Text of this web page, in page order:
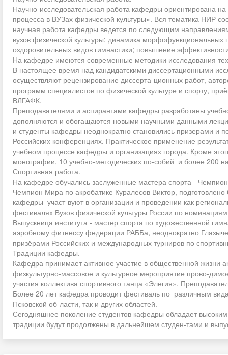
Научно-исследовательская работа кафедры ориентирована
процесса в ВУЗах физической культуры». Вся тематика НИР
научная работа кафедры ведется по следующим
вузов физической культуры; динамика морфофункциональных
оздоровительных видов гимнастики; повышение
На кафедре имеются современные методики исследования
В настоящее время над кандидатскими диссертационными
осуществляют рецензирование диссерта-ционных работ,
программ специалистов по физической культуре и спорту,
ВЛГАФК.
Преподавателями и аспирантами кафедры разработаны
дополняются и обогащаются новыми научными данными
и студенты кафедры неоднократно становились призерами и
Российских конференциях. Практическое применение
учебном процессе кафедры и организациях города. Кроме
монографии, 10 учебно-методических по-собий и более 200
Спортивная работа.
На кафедре обучались заслуженные мастера спорта -
Чемпион Мира по акробатике Куралесов Виктор,
кафедры участ-вуют в организации и проведении как
фестивалях Вузов физической культуры России по
Выпускница института - мастер спорта по художественной
аэробному фитнессу федерации РАББа, неоднократно
призёрами Российских и международных турниров по
Традиции кафедры.
Кафедра принимает активное участие в общественной жизни
физкультурно-массовое и культурное мероприятие прово-
участия коллектива спортивного танца «Элегия».
Более 20 лет кафедра проводит фестиваль по различным
Псковской об-ласти, так и других областей.
Сегодняшнее поколение студентов кафедры обладает
традиции будут продолжены в дальнейшем студен-тами и